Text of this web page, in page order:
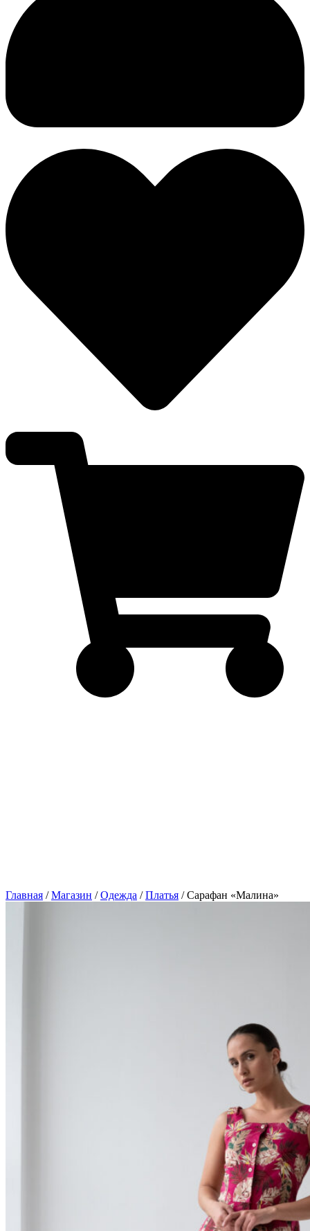
Главная /Магазин /Одежда /Платья / Сарафан «Малина»